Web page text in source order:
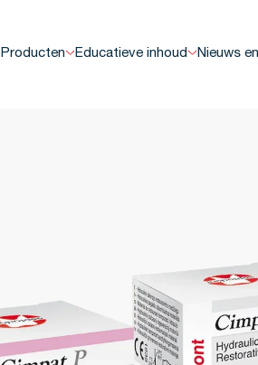
Producten Educatieve inhoud Nieuws